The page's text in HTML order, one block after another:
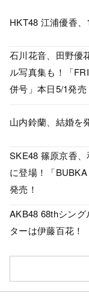
HKT48 江浦優香
石川花音、田野優
ル写真集も！「
併号」本日5/1発売
山内鈴蘭、結婚を
SKE48 篠原京香
に登場！「
発売！
AKB48 68thシン
ターは伊藤百花！